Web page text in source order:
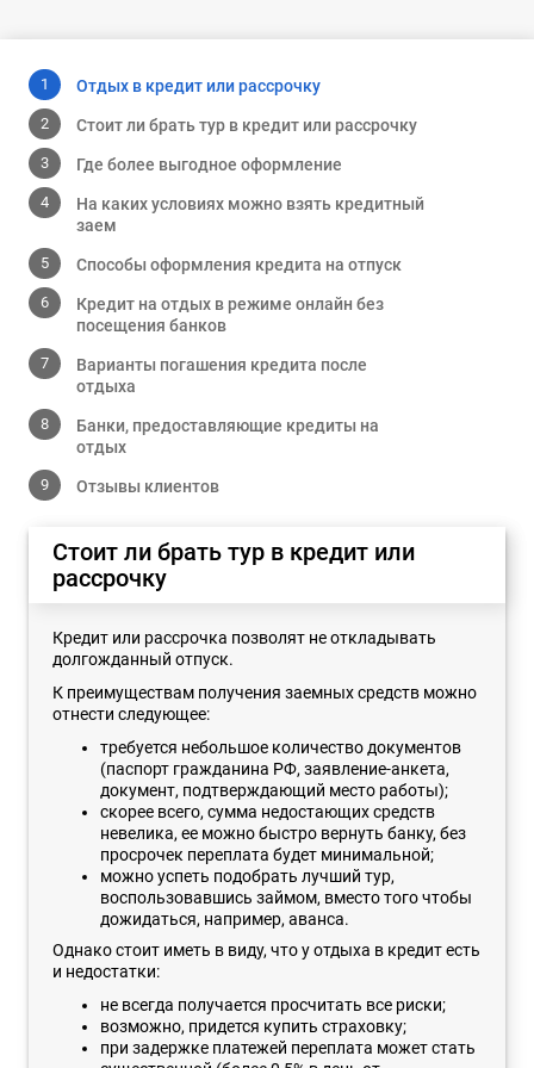
Отдых в кредит или рассрочку
Стоит ли брать тур в кредит или рассрочку
Где более выгодное оформление
На каких условиях можно взять кредитный
заем
Способы оформления кредита на отпуск
Кредит на отдых в режиме онлайн без
посещения банков
Варианты погашения кредита после
отдыха
Банки, предоставляющие кредиты на
отдых
Отзывы клиентов
Стоит ли брать тур в кредит или
рассрочку
Кредит или рассрочка позволят не откладывать
долгожданный отпуск.
К преимуществам получения заемных средств можно
отнести следующее:
требуется небольшое количество документов
(паспорт гражданина РФ, заявление-анкета,
документ, подтверждающий место работы);
скорее всего, сумма недостающих средств
невелика, ее можно быстро вернуть банку, без
просрочек переплата будет минимальной;
можно успеть подобрать лучший тур,
воспользовавшись займом, вместо того чтобы
дожидаться, например, аванса.
Однако стоит иметь в виду, что у отдыха в кредит есть
и недостатки:
не всегда получается просчитать все риски;
возможно, придется купить страховку;
при задержке платежей переплата может стать